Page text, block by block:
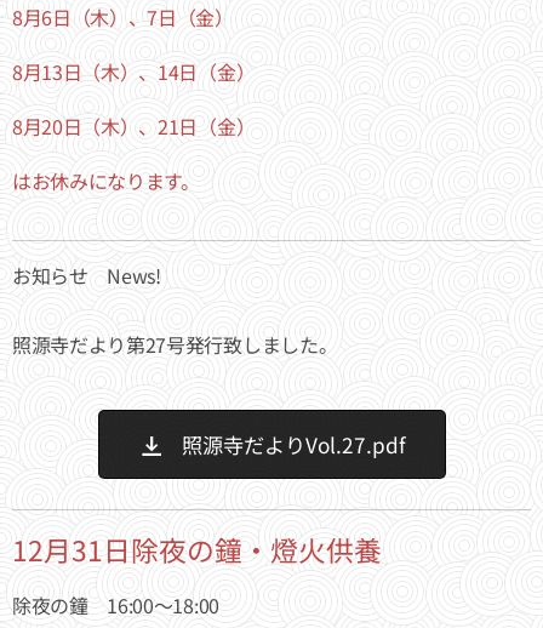
8月6日（木）、7日（金）
8月13日（木）、14日（金）
8月20日（木）、21日（金）
はお休みになります。
お知らせ News!
照源寺だより第27号発行致しました。
照源寺だよりVol.27.pdf
12月31日除夜の鐘・燈火供養
除夜の鐘 16:00～18:00